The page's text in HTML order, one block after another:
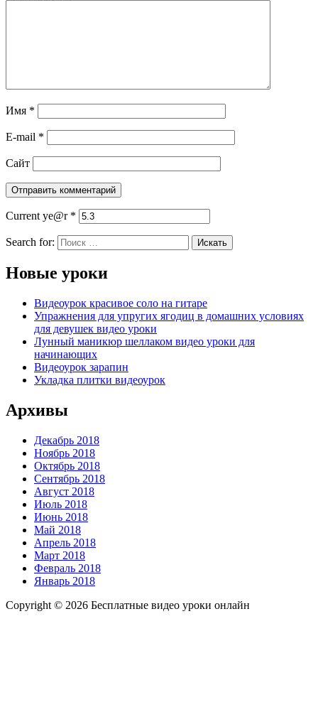
Имя *
E-mail *
Сайт
Current ye@r *
Search for:
Новые уроки
Видеоурок красивое соло на гитаре
Упражнения для упругих ягодиц в домашних условиях
для девушек видео уроки
Лунный маникюр шеллаком видео уроки для
начинающих
Видеоурок зарапин
Укладка плитки видеоурок
Архивы
Декабрь 2018
Ноябрь 2018
Октябрь 2018
Сентябрь 2018
Август 2018
Июль 2018
Июнь 2018
Май 2018
Апрель 2018
Март 2018
Февраль 2018
Январь 2018
Copyright © 2026 Бесплатные видео уроки онлайн